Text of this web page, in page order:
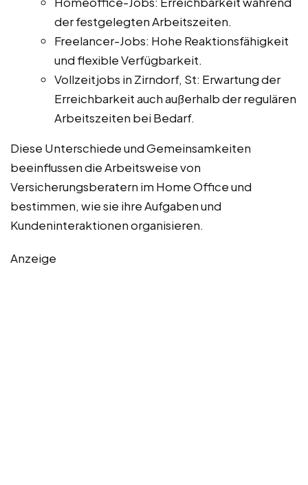
der festgelegten Arbeitszeiten.
Freelancer-Jobs: Hohe Reaktionsfähigkeit
und flexible Verfügbarkeit.
Vollzeitjobs in Zirndorf, St: Erwartung der
Erreichbarkeit auch außerhalb der regulären
Arbeitszeiten bei Bedarf.
Diese Unterschiede und Gemeinsamkeiten
beeinflussen die Arbeitsweise von
Versicherungsberatern im Home Office und
bestimmen, wie sie ihre Aufgaben und
Kundeninteraktionen organisieren.
Anzeige